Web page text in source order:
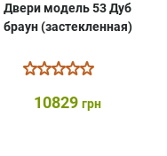
Двери модель 53 Дуб
браун (застекленная)
10829 грн